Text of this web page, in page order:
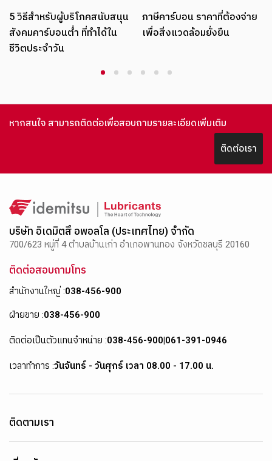
โภคสนับสนุน
ที่ทำได้ใน
ภาษีคาร์บอน ราคาที่ต้องจ่าย
เพื่อสิ่งแวดล้อมยั่งยืน
คาร์บอนเครดิต
หากสนใจ สามารถติดต่อเพื่อสอบถามรายละเอียดเพิ่มเติม
ติดต่อเรา
บริษัท อิเดมิตสึ อพอลโล (ประเทศไทย) จำกัด
700/623 หมู่ที่ 4 ตำบลบ้านเก่า อำเภอพานทอง จังหวัดชลบุรี 20160
ติดต่อสอบถามโทร
สำนักงานใหญ่ :038-456-900
ฝ่ายขาย :038-456-900
ติดต่อเป็นตัวแทนจำหน่าย :038-456-900|061-391-0946
เวลาทำการ :วันจันทร์ - วันศุกร์ เวลา 08.00 - 17.00 น.
ติดตามเรา